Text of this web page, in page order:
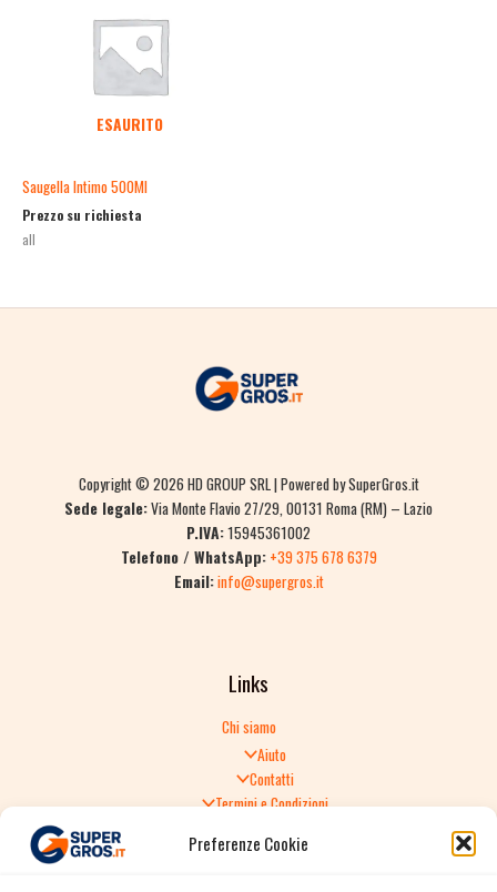
Preferenze Cookie
ESAURITO
Saugella Intimo 500Ml
Prezzo su richiesta
all
Copyright © 2026 HD GROUP SRL | Powered by SuperGros.it
Sede legale:Via Monte Flavio 27/29, 00131 Roma (RM) – Lazio
P.IVA:15945361002
Telefono / WhatsApp: +39 375 678 6379
Email:info@supergros.it
Links
Chi siamo
Aiuto
Contatti
Termini e Condizioni
Politica di Reso